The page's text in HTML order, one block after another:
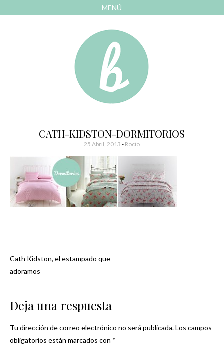
MENÚ
Bonitismos
CATH-KIDSTON-DORMITORIOS
25 Abril, 2013 - Rocio
Navegación
Cath Kidston, el estampado que
adoramos
Deja una respuesta
Tu dirección de correo electrónico no será publicada.Los campos
obligatorios están marcados con *